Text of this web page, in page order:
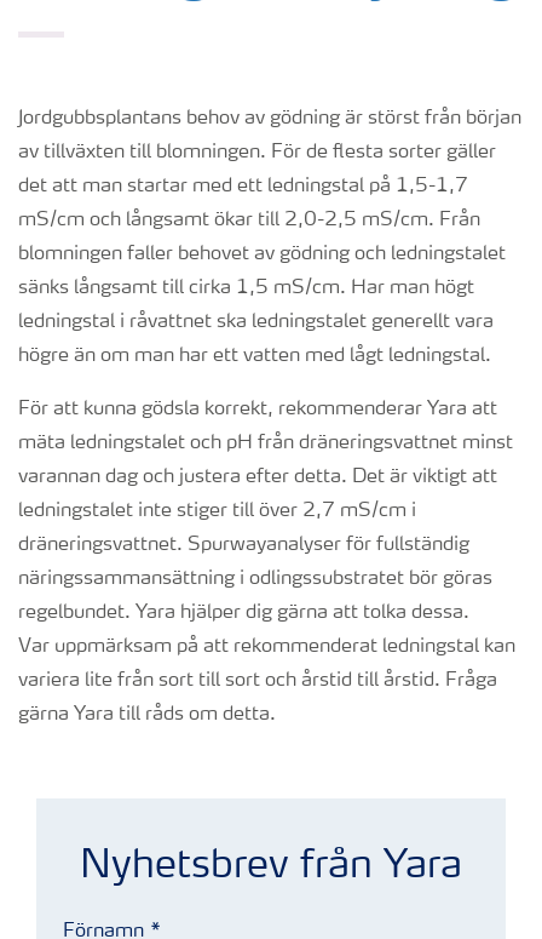
Jordgubbsplantans behov av gödning är störst från början
av tillväxten till blomningen. För de flesta sorter gäller
det att man startar med ett ledningstal på 1,5-1,7
mS/cm och långsamt ökar till 2,0-2,5 mS/cm. Från
blomningen faller behovet av gödning och ledningstalet
sänks långsamt till cirka 1,5 mS/cm. Har man högt
ledningstal i råvattnet ska ledningstalet generellt vara
högre än om man har ett vatten med lågt ledningstal.
För att kunna gödsla korrekt, rekommenderar Yara att
mäta ledningstalet och pH från dräneringsvattnet minst
varannan dag och justera efter detta. Det är viktigt att
ledningstalet inte stiger till över 2,7 mS/cm i
dräneringsvattnet. Spurwayanalyser för fullständig
näringssammansättning i odlingssubstratet bör göras
regelbundet. Yara hjälper dig gärna att tolka dessa.
Var uppmärksam på att rekommenderat ledningstal kan
variera lite från sort till sort och årstid till årstid. Fråga
gärna Yara till råds om detta.
Niels med gurkorNyhetsbrev från Yara
Förnamn